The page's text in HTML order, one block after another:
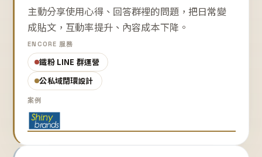
主動分享使用心得、回答群裡的問題，把日常變
成貼文，互動率提升、內容成本下降。
ENCORE 服務
鐵粉 LINE 群運營
公私域閉環設計
案例